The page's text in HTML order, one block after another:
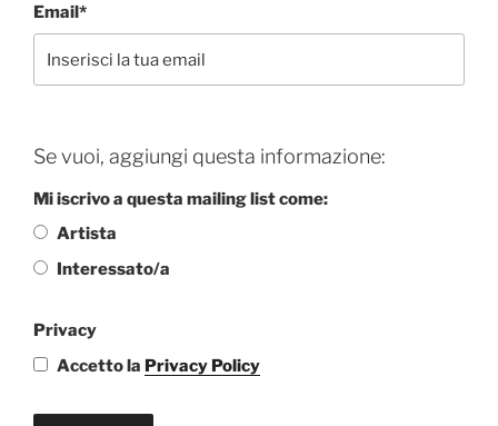
Email*
Se vuoi, aggiungi questa informazione:
Mi iscrivo a questa mailing list come:
Artista
Interessato/a
Privacy
Accetto la Privacy Policy